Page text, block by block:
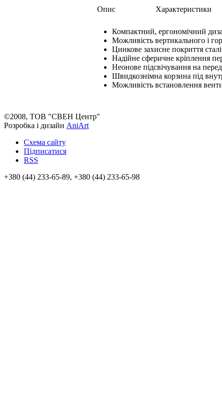
Опис Характеристики
Компактний, ергономічний
Можливість вертикального і
Цинкове захисне покриття сталі
Надійне сферичне кріплення
Неонове підсвічування на
Швидкознімна корзина під
Можливість встановлення
©2008, ТОВ "СВЕН Центр"
Розробка і дизайн AniArt
Схема сайту
Підписатися
RSS
+380 (44) 233-65-89, +380 (44) 233-65-98